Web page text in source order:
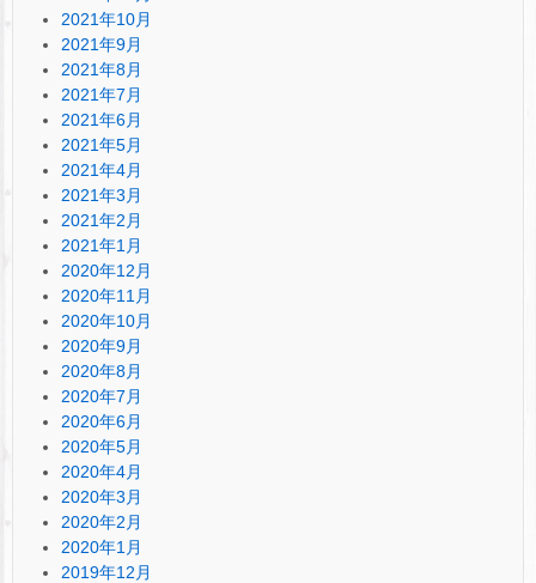
2021年10月
2021年9月
2021年8月
2021年7月
2021年6月
2021年5月
2021年4月
2021年3月
2021年2月
2021年1月
2020年12月
2020年11月
2020年10月
2020年9月
2020年8月
2020年7月
2020年6月
2020年5月
2020年4月
2020年3月
2020年2月
2020年1月
2019年12月